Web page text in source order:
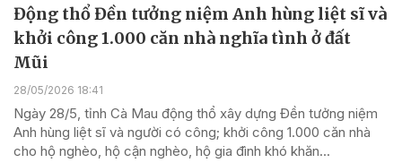
Động thổ Đền tưởng niệm Anh hùng liệt sĩ và
khởi công 1.000 căn nhà nghĩa tình ở đất
Mũi
28/05/2026 18:41
Ngày 28/5, tỉnh Cà Mau động thổ xây dựng Đền tưởng niệm
Anh hùng liệt sĩ và người có công; khởi công 1.000 căn nhà
cho hộ nghèo, hộ cận nghèo, hộ gia đình khó khăn...